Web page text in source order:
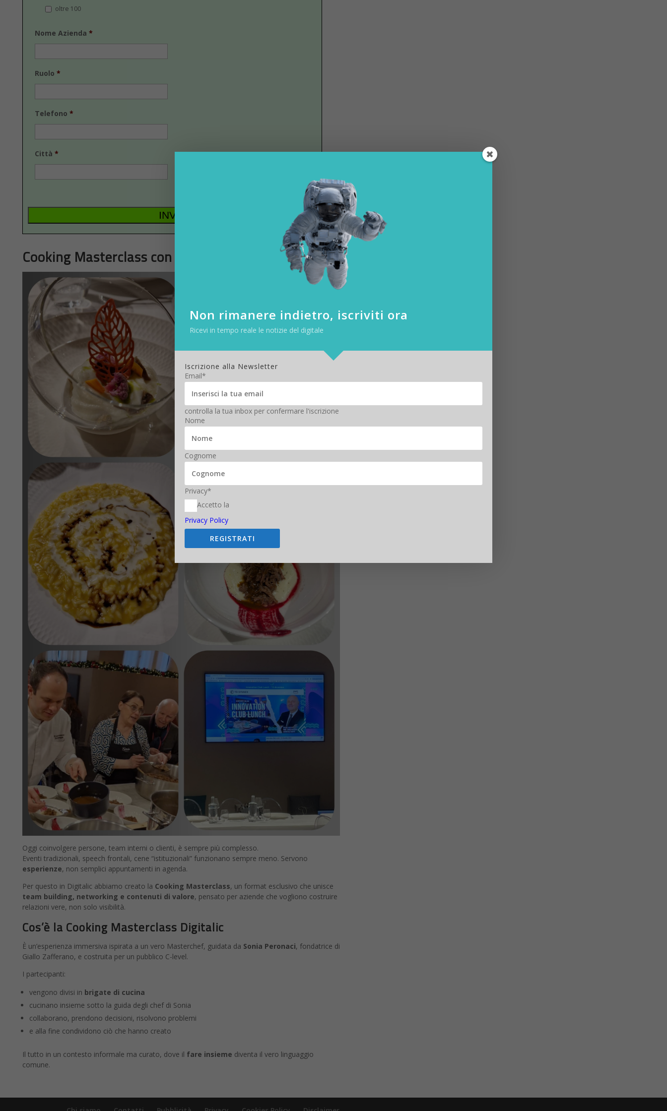
oltre 100
Nome Azienda *
Ruolo *
Telefono *
Città *
Cooking Masterclass con Digitalic
Oggi coinvolgere persone, team interni o clienti, è sempre più complesso.
Eventi tradizionali, speech frontali, cene “istituzionali” funzionano sempre meno. Servono
esperienze, non semplici appuntamenti in agenda.
Per questo in Digitalic abbiamo creato la Cooking Masterclass, un format esclusivo che unisce
team building, networking e contenuti di valore, pensato per aziende che vogliono costruire
relazioni vere, non solo visibilità.
Cos’è la Cooking Masterclass Digitalic
È un’esperienza immersiva ispirata a un vero Masterchef, guidata da Sonia Peronaci, fondatrice di
Giallo Zafferano, e costruita per un pubblico C-level.
I partecipanti:
vengono divisi in brigate di cucina
cucinano insieme sotto la guida degli chef di Sonia
collaborano, prendono decisioni, risolvono problemi
e alla fine condividono ciò che hanno creato
Il tutto in un contesto informale ma curato, dove il fare insieme diventa il vero linguaggio
comune.
Non rimanere indietro, iscriviti ora
Ricevi in tempo reale le notizie del digitale
Iscrizione alla Newsletter
Email*
controlla la tua inbox per confermare l'iscrizione
Nome
Cognome
Privacy*
Accetto la
Privacy Policy
REGISTRATI